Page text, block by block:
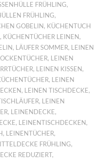
FRÜHLING,
FRÜHLING,
GOBELIN, KÜCHENTUCH
, KÜCHENTÜCHER LEINEN ,
, LÄUFER SOMMER,
LEINEN
,
LEINEN
, LEINEN KISSEN ,
,
LEINEN
, LEINEN TISCHDECKE,
,
LEINEN
, LEINENDECKE,
, LEINENTISCHDECKEN ,
, LEINENTÜCHER,
FRÜHLING,
REDUZIERT,